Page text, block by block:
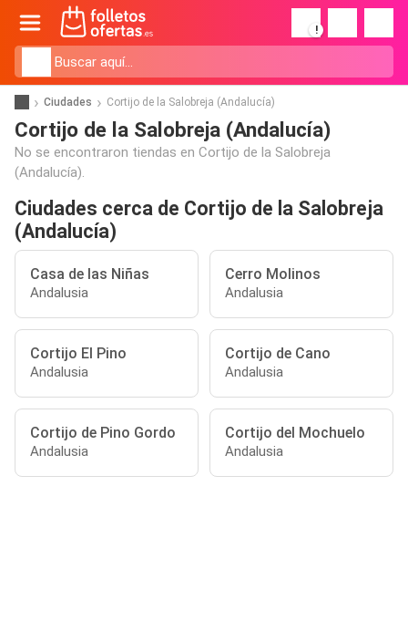
!
Ciudades Cortijo de la Salobreja (Andalucía)
Cortijo de la Salobreja (Andalucía)
No se encontraron tiendas en Cortijo de la Salobreja
(Andalucía).
Ciudades cerca de Cortijo de la Salobreja
(Andalucía)
Casa de las Niñas
Andalusia
Cerro Molinos
Andalusia
Cortijo El Pino
Andalusia
Cortijo de Cano
Andalusia
Cortijo de Pino Gordo
Andalusia
Cortijo del Mochuelo
Andalusia